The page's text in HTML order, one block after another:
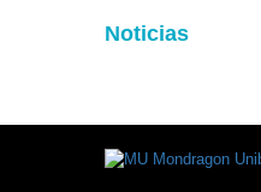
Noticias